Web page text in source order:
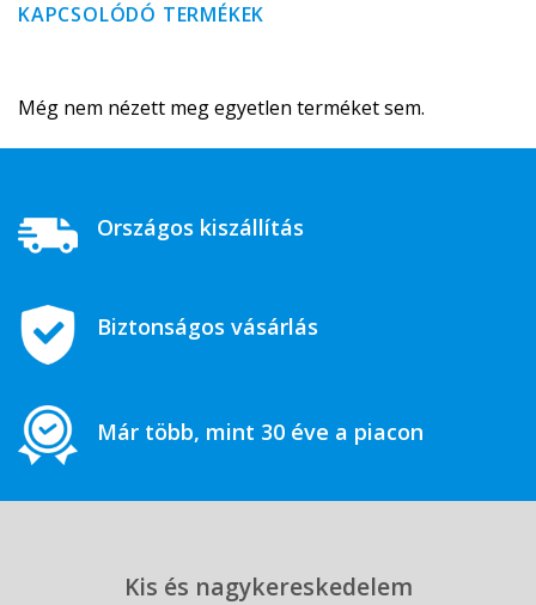
KAPCSOLÓDÓ TERMÉKEK
Még nem nézett meg egyetlen terméket sem.
Országos kiszállítás
Biztonságos vásárlás
Már több, mint 30 éve a piacon
Kis és nagykereskedelem